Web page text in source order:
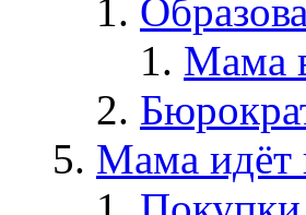
Мама
Мама идёт